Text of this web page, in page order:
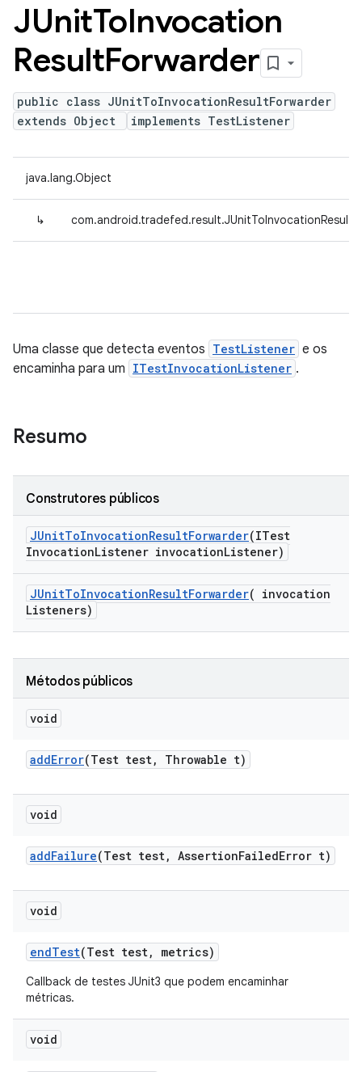
JUnitToInvocation
ResultForwarder
public class JUnitToInvocationResultForwarder
extends Object
implements TestListener
java.lang.Object
↳
Uma classe que detecta eventos TestListener e os
encaminha para um ITestInvocationListener .
Resumo
Construtores públicos
JUnitToInvocationResultForwarder(ITest
InvocationListener invocationListener)
JUnitToInvocationResultForwarder( invocation
Listeners)
Métodos públicos
void
addError(Test test, Throwable t)
void
addFailure(Test test, AssertionFailedError t)
void
endTest(Test test, metrics)
Callback de testes JUnit3 que podem encaminhar
métricas.
void